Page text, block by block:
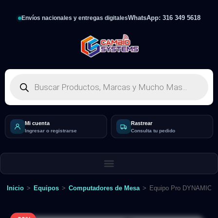
Envíos nacionales y entregas digitalesWhatsApp: 316 349 5618
Mi cuenta
Ingresar o registrarse
Rastrear
Consulta tu pedido
Inicio > Equipos > Computadores de Mesa > Equipo Pro